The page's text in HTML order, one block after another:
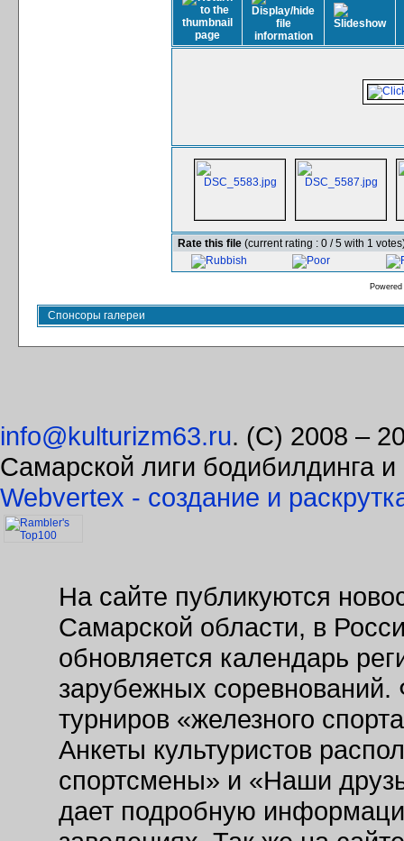
Rate this file (current rating : 0 / 5 with 1
Спонсоры галереи
info@kulturizm63.ru. (C) 2008 –
Самарской лиги бодибилдинга
Webvertex - создание и
На сайте публикуются
Самарской области, в
обновляется календарь
зарубежных соревнований.
турниров «железного
Анкеты культуристов
спортсмены» и «Наши
дает подробную